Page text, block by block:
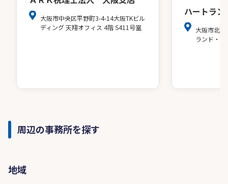
大阪市中央区平野町3-4-14大阪TKビル
ディング 天翔オフィス 4階 S411号室
ハートラ
大阪市北
ランド・
周辺の事務所を探す
地域